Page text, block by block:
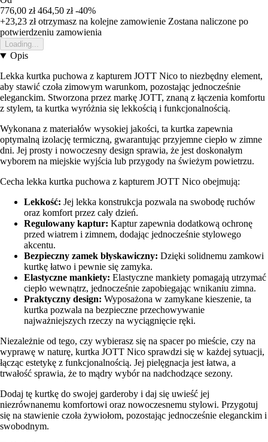
776,00 zł 464,50 zł -40%
+23,23 złotrzymasz na kolejne zamowienie Zostana naliczone po
potwierdzeniu zamowienia
Loading...
Opis
Lekka kurtka puchowa z kapturem JOTT Nico to niezbędny element,
aby stawić czoła zimowym warunkom, pozostając jednocześnie
eleganckim. Stworzona przez markę JOTT, znaną z łączenia komfortu
z stylem, ta kurtka wyróżnia się lekkością i funkcjonalnością.
Wykonana z materiałów wysokiej jakości, ta kurtka zapewnia
optymalną izolację termiczną, gwarantując przyjemne ciepło w zimne
dni. Jej prosty i nowoczesny design sprawia, że jest doskonałym
wyborem na miejskie wyjścia lub przygody na świeżym powietrzu.
Cecha lekka kurtka puchowa z kapturem JOTT Nico obejmują:
Lekkość: Jej lekka konstrukcja pozwala na swobodę ruchów
oraz komfort przez cały dzień.
Regulowany kaptur: Kaptur zapewnia dodatkową ochronę
przed wiatrem i zimnem, dodając jednocześnie stylowego
akcentu.
Bezpieczny zamek błyskawiczny: Dzięki solidnemu zamkowi
kurtkę łatwo i pewnie się zamyka.
Elastyczne mankiety: Elastyczne mankiety pomagają utrzymać
ciepło wewnątrz, jednocześnie zapobiegając wnikaniu zimna.
Praktyczny design: Wyposażona w zamykane kieszenie, ta
kurtka pozwala na bezpieczne przechowywanie
najważniejszych rzeczy na wyciągnięcie ręki.
Niezależnie od tego, czy wybierasz się na spacer po mieście, czy na
wyprawę w naturę, kurtka JOTT Nico sprawdzi się w każdej sytuacji,
łącząc estetykę z funkcjonalnością. Jej pielęgnacja jest łatwa, a
trwałość sprawia, że to mądry wybór na nadchodzące sezony.
Dodaj tę kurtkę do swojej garderoby i daj się uwieść jej
niezrównanemu komfortowi oraz nowoczesnemu stylowi. Przygotuj
się na stawienie czoła żywiołom, pozostając jednocześnie eleganckim i
swobodnym.